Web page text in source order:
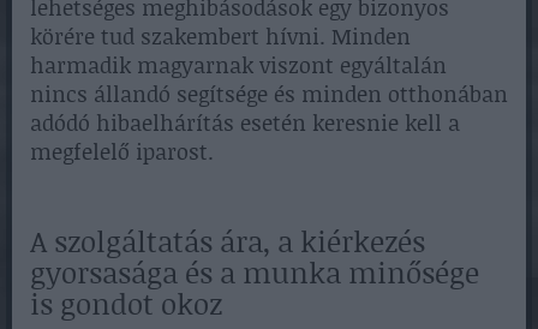
lehetséges meghibásodások egy bizonyos
körére tud szakembert hívni. Minden
harmadik magyarnak viszont egyáltalán
nincs állandó segítsége és minden otthonában
adódó hibaelhárítás esetén keresnie kell a
megfelelő iparost.
A szolgáltatás ára, a kiérkezés
gyorsasága és a munka minősége
is gondot okoz